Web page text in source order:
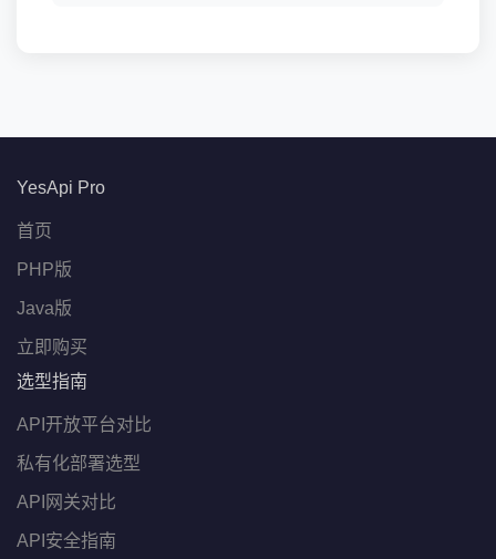
YesApi Pro
首页
PHP版
Java版
立即购买
选型指南
API开放平台对比
私有化部署选型
API网关对比
API安全指南